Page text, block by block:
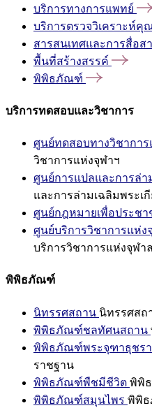
บริการทางการแพทย์
บริการตรวจวิเคราะห์คุ
สารสนเทศและการสื่อส
พื้นที่สร้างสรรค์
พิพิธภัณฑ์
บริการทดสอบและวิชาการ
ศูนย์ทดสอบทางวิชาการ
วิชาการแห่งจุฬาฯ
ศูนย์การแปลและการล่า
และการล่ามเฉลิมพระเ
ศูนย์กฎหมายเพื่อประช
ศูนย์บริการวิชาการแห่
บริการวิชาการแห่งจุฬ
พิพิธภัณฑ์
นิทรรศสถาน นิทรรศสถ
พิพิธภัณฑ์ชลทัศนสถาน
พิพิธภัณฑ์พระจุฑาธุชร
ราชฐาน
พิพิธภัณฑ์พืชมีชีวิต พิพิ
พิพิธภัณฑ์สมุนไพร พิพิ